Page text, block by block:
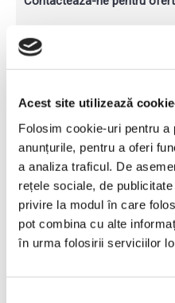
Acest site utilizează
Folosim cookie-uri pentru
anunțurile, pentru a oferi
a analiza traficul. De
rețele sociale, de
privire la modul în care
pot combina cu alte
în urma folosirii serviciilor
Area Sales Manager
Area Sales Manager
Ilfov, Giurgiu, Prahova,
0745 073 799
Vlad ATANASESCU
Area Sales Manager
0751 291 530